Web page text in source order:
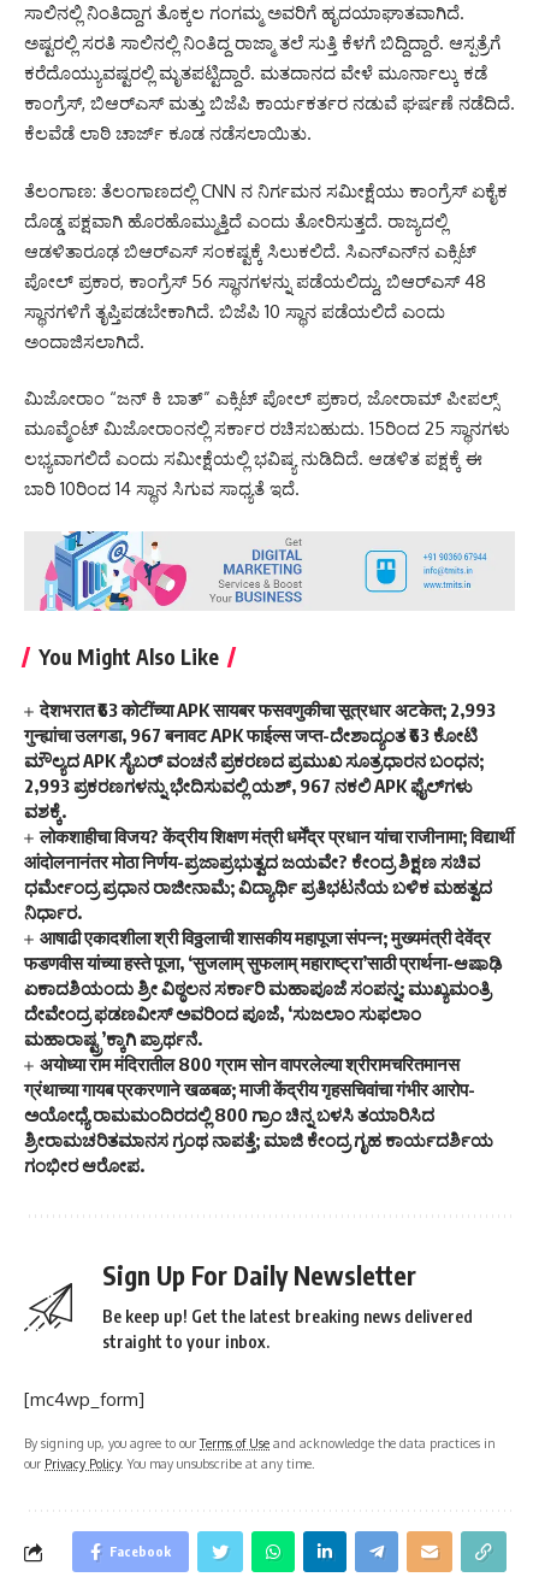
ಸಾಲಿನಲ್ಲಿ ನಿಂತಿದ್ದಾಗ ತೊಕ್ಕಲ ಗಂಗಮ್ಮ ಅವರಿಗೆ ಹೃದಯಾಘಾತವಾಗಿದೆ.
ಅಷ್ಟರಲ್ಲಿ ಸರತಿ ಸಾಲಿನಲ್ಲಿ ನಿಂತಿದ್ದ ರಾಜ್ಮಾ ತಲೆ ಸುತ್ತಿ ಕೆಳಗೆ ಬಿದ್ದಿದ್ದಾರೆ. ಆಸ್ಪತ್ರೆಗೆ
ಕರೆದೊಯ್ಯುವಷ್ಟರಲ್ಲಿ ಮೃತಪಟ್ಟಿದ್ದಾರೆ. ಮತದಾನದ ವೇಳೆ ಮೂರ್ನಾಲ್ಕು ಕಡೆ
ಕಾಂಗ್ರೆಸ್, ಬಿಆರ್‌ಎಸ್ ಮತ್ತು ಬಿಜೆಪಿ ಕಾರ್ಯಕರ್ತರ ನಡುವೆ ಘರ್ಷಣೆ ನಡೆದಿದೆ.
ಕೆಲವೆಡೆ ಲಾಠಿ ಚಾರ್ಜ್ ಕೂಡ ನಡೆಸಲಾಯಿತು.
ತೆಲಂಗಾಣ: ತೆಲಂಗಾಣದಲ್ಲಿ CNN ನ ನಿರ್ಗಮನ ಸಮೀಕ್ಷೆಯು ಕಾಂಗ್ರೆಸ್ ಏಕೈಕ
ದೊಡ್ಡ ಪಕ್ಷವಾಗಿ ಹೊರಹೊಮ್ಮುತ್ತಿದೆ ಎಂದು ತೋರಿಸುತ್ತದೆ. ರಾಜ್ಯದಲ್ಲಿ
ಆಡಳಿತಾರೂಢ ಬಿಆರ್‌ಎಸ್‌ ಸಂಕಷ್ಟಕ್ಕೆ ಸಿಲುಕಲಿದೆ. ಸಿಎನ್‌ಎನ್‌ನ ಎಕ್ಸಿಟ್
ಪೋಲ್ ಪ್ರಕಾರ, ಕಾಂಗ್ರೆಸ್ 56 ಸ್ಥಾನಗಳನ್ನು ಪಡೆಯಲಿದ್ದು, ಬಿಆರ್‌ಎಸ್ 48
ಸ್ಥಾನಗಳಿಗೆ ತೃಪ್ತಿಪಡಬೇಕಾಗಿದೆ. ಬಿಜೆಪಿ 10 ಸ್ಥಾನ ಪಡೆಯಲಿದೆ ಎಂದು
ಅಂದಾಜಿಸಲಾಗಿದೆ.
ಮಿಜೋರಾಂ “ಜನ್ ಕಿ ಬಾತ್” ಎಕ್ಸಿಟ್ ಪೋಲ್ ಪ್ರಕಾರ, ಜೋರಾಮ್ ಪೀಪಲ್ಸ್
ಮೂವ್ಮೆಂಟ್ ಮಿಜೋರಾಂನಲ್ಲಿ ಸರ್ಕಾರ ರಚಿಸಬಹುದು. 15ರಿಂದ 25 ಸ್ಥಾನಗಳು
ಲಭ್ಯವಾಗಲಿದೆ ಎಂದು ಸಮೀಕ್ಷೆಯಲ್ಲಿ ಭವಿಷ್ಯ ನುಡಿದಿದೆ. ಆಡಳಿತ ಪಕ್ಷಕ್ಕೆ ಈ
ಬಾರಿ 10ರಿಂದ 14 ಸ್ಥಾನ ಸಿಗುವ ಸಾಧ್ಯತೆ ಇದೆ.
You Might Also Like
देशभरात ₹63 कोटींच्या APK सायबर फसवणुकीचा सूत्रधार अटकेत; 2,993
गुन्ह्यांचा उलगडा, 967 बनावट APK फाईल्स जप्त-ದೇಶಾದ್ಯಂತ ₹63 ಕೋಟಿ
ಮೌಲ್ಯದ APK ಸೈಬರ್ ವಂಚನೆ ಪ್ರಕರಣದ ಪ್ರಮುಖ ಸೂತ್ರಧಾರನ ಬಂಧನ;
2,993 ಪ್ರಕರಣಗಳನ್ನು ಭೇದಿಸುವಲ್ಲಿ ಯಶ್, 967 ನಕಲಿ APK ಫೈಲ್‌ಗಳು
ವಶಕ್ಕೆ.
लोकशाहीचा विजय? केंद्रीय शिक्षण मंत्री धर्मेंद्र प्रधान यांचा राजीनामा; विद्यार्थी
आंदोलनानंतर मोठा निर्णय-ಪ್ರಜಾಪ್ರಭುತ್ವದ ಜಯವೇ? ಕೇಂದ್ರ ಶಿಕ್ಷಣ ಸಚಿವ
ಧರ್ಮೇಂದ್ರ ಪ್ರಧಾನ ರಾಜೀನಾಮೆ; ವಿದ್ಯಾರ್ಥಿ ಪ್ರತಿಭಟನೆಯ ಬಳಿಕ ಮಹತ್ವದ
ನಿರ್ಧಾರ.
आषाढी एकादशीला श्री विठ्ठलाची शासकीय महापूजा संपन्न; मुख्यमंत्री देवेंद्र
फडणवीस यांच्या हस्ते पूजा, ‘सुजलाम् सुफलाम् महाराष्ट्रा’साठी प्रार्थना-ಆಷಾಢಿ
ಏಕಾದಶಿಯಂದು ಶ್ರೀ ವಿಠ್ಠಲನ ಸರ್ಕಾರಿ ಮಹಾಪೂಜೆ ಸಂಪನ್ನ; ಮುಖ್ಯಮಂತ್ರಿ
ದೇವೇಂದ್ರ ಫಡಣವೀಸ್ ಅವರಿಂದ ಪೂಜೆ, ‘ಸುಜಲಾಂ ಸುಫಲಾಂ
ಮಹಾರಾಷ್ಟ್ರ’ಕ್ಕಾಗಿ ಪ್ರಾರ್ಥನೆ.
अयोध्या राम मंदिरातील 800 ग्राम सोन वापरलेल्या श्रीरामचरितमानस
ग्रंथाच्या गायब प्रकरणाने खळबळ; माजी केंद्रीय गृहसचिवांचा गंभीर आरोप-
ಅಯೋಧ್ಯೆ ರಾಮಮಂದಿರದಲ್ಲಿ 800 ಗ್ರಾಂ ಚಿನ್ನ ಬಳಸಿ ತಯಾರಿಸಿದ
ಶ್ರೀರಾಮಚರಿತಮಾನಸ ಗ್ರಂಥ ನಾಪತ್ತೆ; ಮಾಜಿ ಕೇಂದ್ರ ಗೃಹ ಕಾರ್ಯದರ್ಶಿಯ
ಗಂಭೀರ ಆರೋಪ.
Sign Up For Daily Newsletter
Be keep up! Get the latest breaking news delivered
straight to your inbox.
[mc4wp_form]
By signing up, you agree to ourTerms of Use and acknowledge the data practices in
our Privacy Policy. You may unsubscribe at any time.
Facebook